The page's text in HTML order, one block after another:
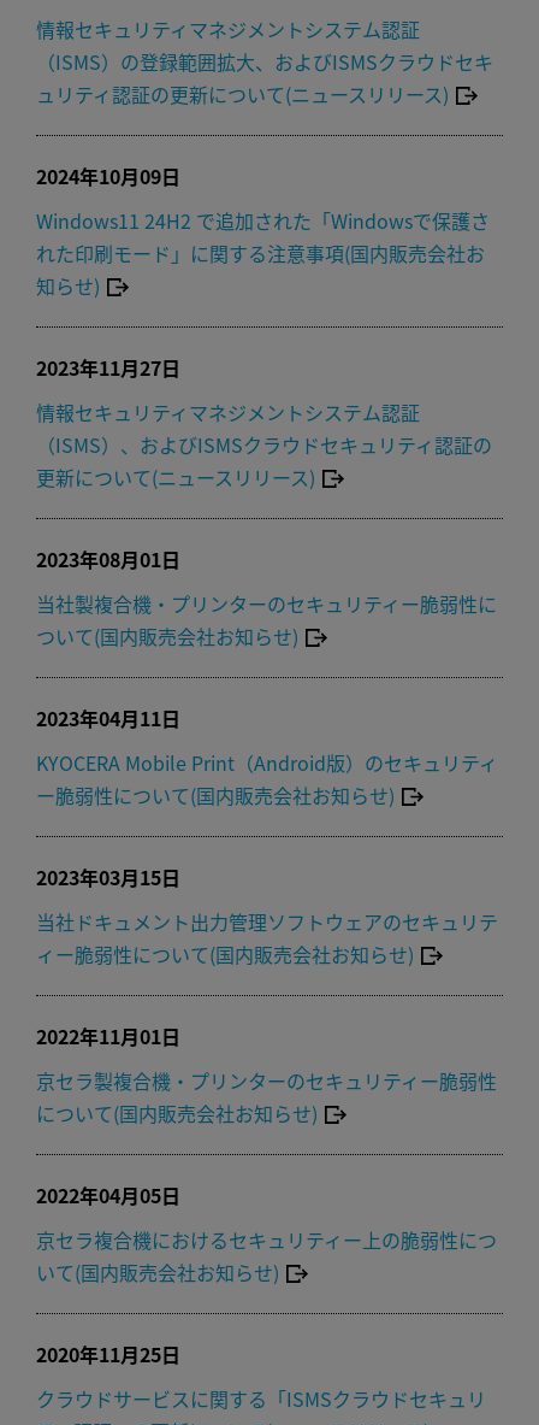
情報セキュリティマネジメントシステム認証
（ISMS）の登録範囲拡大、およびISMSクラウドセキ
ュリティ認証の更新について(ニュースリリース)
2024年10月09日
Windows11 24H2 で追加された「Windowsで保護さ
れた印刷モード」に関する注意事項(国内販売会社お
知らせ)
2023年11月27日
情報セキュリティマネジメントシステム認証
（ISMS）、およびISMSクラウドセキュリティ認証の
更新について(ニュースリリース)
2023年08月01日
当社製複合機・プリンターのセキュリティー脆弱性に
ついて(国内販売会社お知らせ)
2023年04月11日
KYOCERA Mobile Print（Android版）のセキュリティ
ー脆弱性について(国内販売会社お知らせ)
2023年03月15日
当社ドキュメント出力管理ソフトウェアのセキュリテ
ィー脆弱性について(国内販売会社お知らせ)
2022年11月01日
京セラ製複合機・プリンターのセキュリティー脆弱性
について(国内販売会社お知らせ)
2022年04月05日
京セラ複合機におけるセキュリティー上の脆弱性につ
いて(国内販売会社お知らせ)
2020年11月25日
クラウドサービスに関する「ISMSクラウドセキュリ